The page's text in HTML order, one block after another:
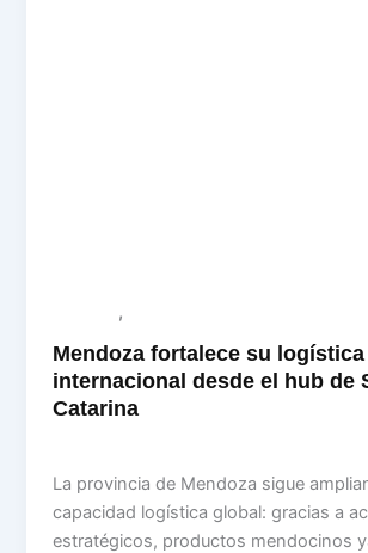
,
Mendoza fortalece su logística
internacional desde el hub de
Catarina
La provincia de Mendoza sigue
capacidad logística global: gracias a
estratégicos, productos mendocinos